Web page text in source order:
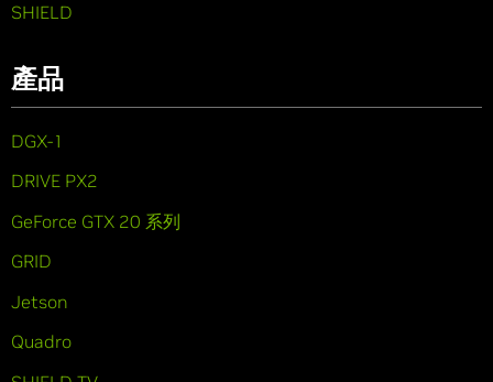
SHIELD
產品
DGX-1
DRIVE PX2
GeForce GTX 20 系列
GRID
Jetson
Quadro